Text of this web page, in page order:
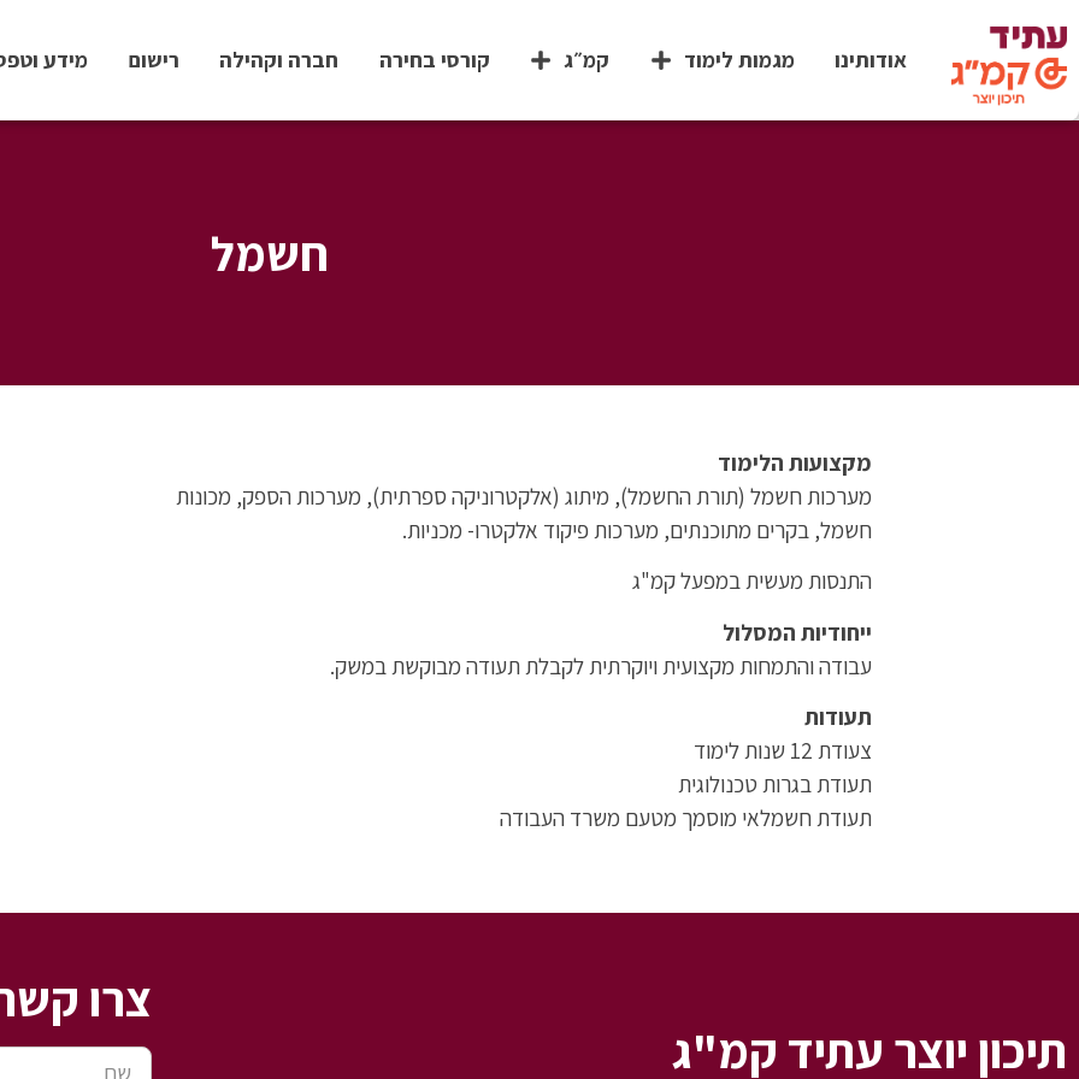
אודותינו מגמות לימוד קמ״ג קורסי בחירה חברה וקהילה רישום מידע
חשמל
מקצועות הלימוד
מערכות חשמל (תורת החשמל), מיתוג (אלקטרוניקה ספרתית), מערכות הספק, מכונות
חשמל, בקרים מתוכנתים, מערכות פיקוד אלקטרו- מכניות.
התנסות מעשית במפעל קמ"ג
ייחודיות המסלול
עבודה והתמחות מקצועית ויוקרתית לקבלת תעודה מבוקשת במשק.
תעודות
צעודת 12 שנות לימוד
תעודת בגרות טכנולוגית
תעודת חשמלאי מוסמך מטעם משרד העבודה
תיכון יוצר עתיד קמ"ג
צרו